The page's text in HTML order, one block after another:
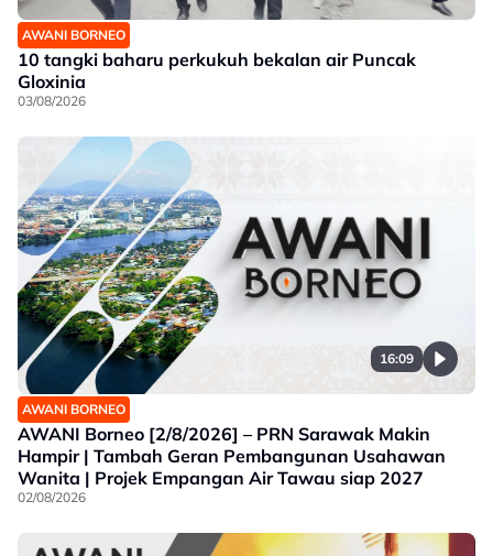
AWANI BORNEO
10 tangki baharu perkukuh bekalan air Puncak
Gloxinia
03/08/2026
16:09
AWANI BORNEO
AWANI Borneo [2/8/2026] – PRN Sarawak Makin
Hampir | Tambah Geran Pembangunan Usahawan
Wanita | Projek Empangan Air Tawau siap 2027
02/08/2026